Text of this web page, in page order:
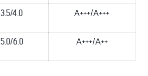
3.5/4.0 Α+++/Α+++
5.0/6.0 Α+++/Α++